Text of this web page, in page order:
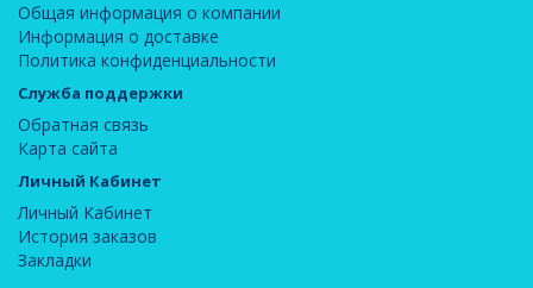
Общая информация о компании
Информация о доставке
Политика конфиденциальности
Служба поддержки
Обратная связь
Карта сайта
Личный Кабинет
Личный Кабинет
История заказов
Закладки